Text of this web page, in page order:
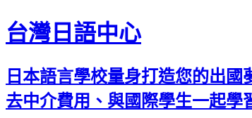
台灣日語中心
日本語言學校量身打造您的出
去中介費用、與國際學生一起學